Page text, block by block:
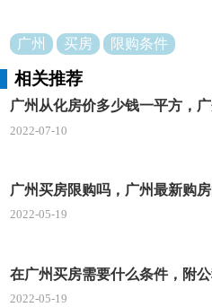
考虑自己是否符合当地购房
自己身份和条件的楼盘。
广州 买房 限购条件
相关推荐
广州从化房价多少钱一平方，
2022-07-10
广州买房限购吗，广州最新购
2022-05-19
在广州买房需要什么条件，附
2022-05-19